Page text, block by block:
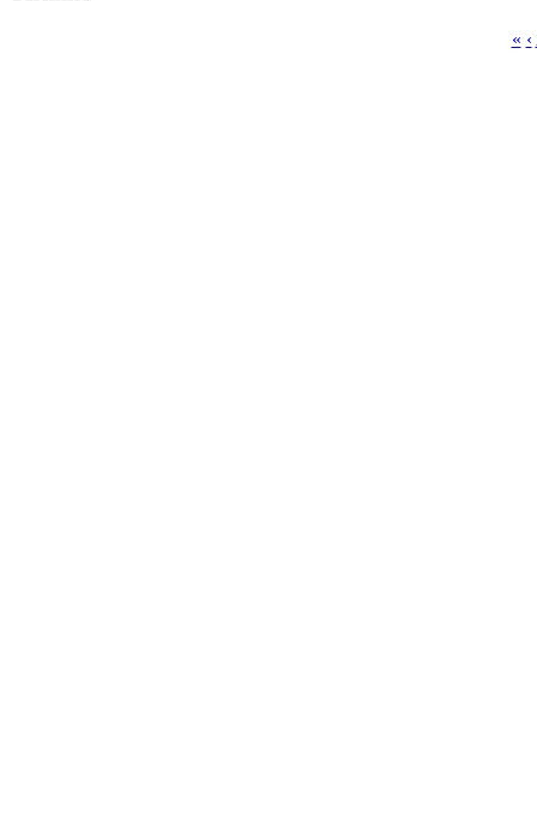
« ‹